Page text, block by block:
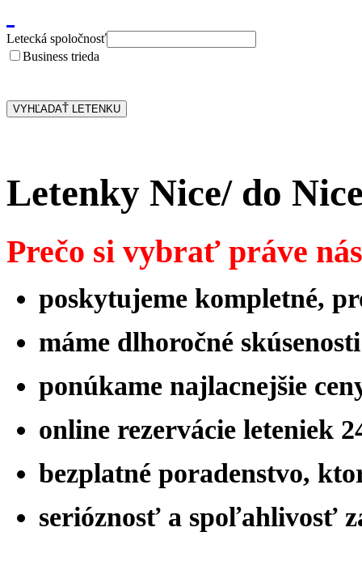
Letecká spoločnosť
Business trieda
Letenky Nice/ do
Prečo si vybrať práve
poskytujeme kompletné,
máme dlhoročné
ponúkame najlacnejšie
online rezervácie leteniek
bezplatné poradenstvo,
serióznosť a spoľahlivosť